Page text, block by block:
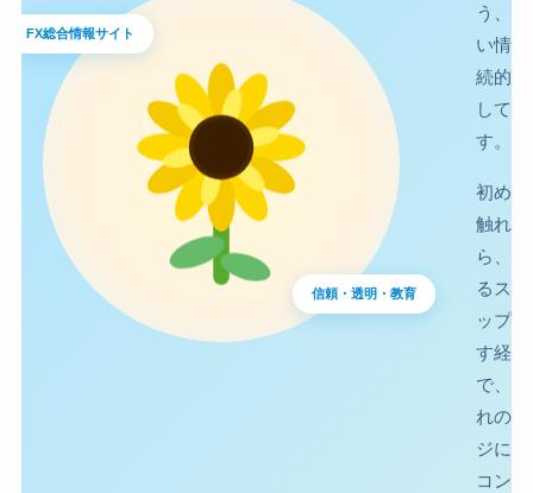
FX総合情報サイト
信頼・透明・教育
う、
い情
続的
して
す。
初め
触れ
ら、
るス
ップ
す経
で、
れの
ジに
コン